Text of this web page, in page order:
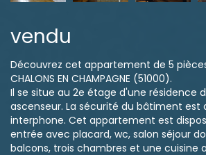
vendu
Découvrez cet appartement de 5
CHALONS EN CHAMPAGNE (51000).
Il se situe au 2e étage d'une résidence
ascenseur. La sécurité du bâtiment est
interphone. Cet appartement est
entrée avec placard, wc, salon séjour
balcons, trois chambres et une cuisine